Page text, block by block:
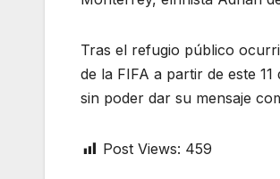
Tras el refugio público
de la FIFA a partir de este
sin poder dar su mensaje
Post Views: 459